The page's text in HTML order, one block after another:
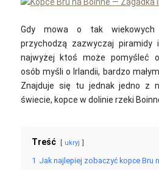
Gdy mowa o tak wiekowych
przychodzą zazwyczaj
najwyżej ktoś może pomyśleć
osób myśli o Irlandii, bardzo
Znajduje się tu jednak jedno z
świecie, kopce w dolinie rzeki
Treść ukryj
1 Jak najlepiej zobaczyć kopce Bru